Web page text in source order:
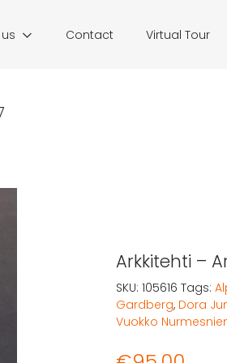
Contact Virtual Tour
Arkkitehti –
SKU: 105616 Tags:
Gardberg, Dora
Vuokko